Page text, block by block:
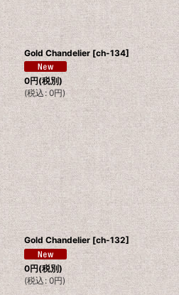
Gold Chandelier [ch-134]
0円(税別)
(税込 : 0円)
Gold Chandelier [ch-132]
0円(税別)
(税込 : 0円)